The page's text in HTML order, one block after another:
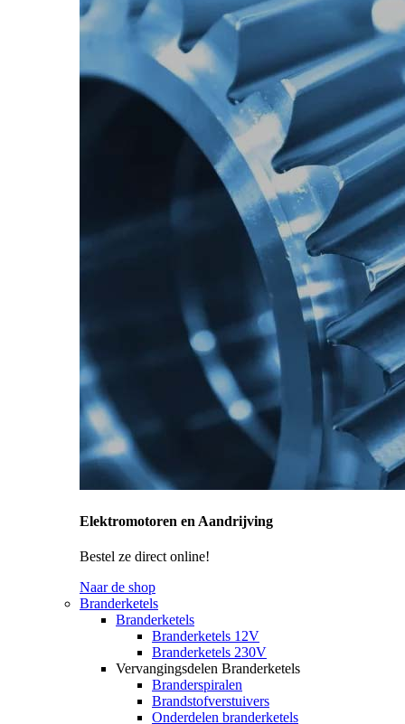
Elektromotoren en Aandrijving
Bestel ze direct online!
Naar de shop
Branderketels
Branderketels
Branderketels 12V
Branderketels 230V
Vervangingsdelen Branderketels
Branderspiralen
Brandstofverstuivers
Onderdelen branderketels